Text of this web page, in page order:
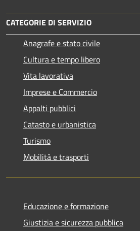
CATEGORIE DI SERVIZIO
Anagrafe e stato civile
Cultura e tempo libero
Vita lavorativa
Imprese e Commercio
Appalti pubblici
Catasto e urbanistica
Turismo
Mobilità e trasporti
Educazione e formazione
Giustizia e sicurezza pubblica